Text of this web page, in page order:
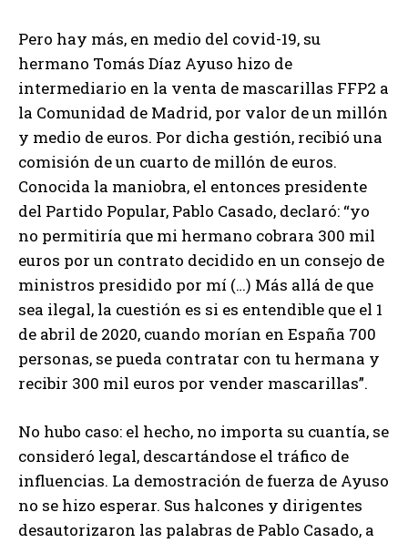
Pero hay más, en medio del covid-19, su
hermano Tomás Díaz Ayuso hizo de
intermediario en la venta de mascarillas FFP2 a
la Comunidad de Madrid, por valor de un millón
y medio de euros. Por dicha gestión, recibió una
comisión de un cuarto de millón de euros.
Conocida la maniobra, el entonces presidente
del Partido Popular, Pablo Casado, declaró: “yo
no permitiría que mi hermano cobrara 300 mil
euros por un contrato decidido en un consejo de
ministros presidido por mí (…) Más allá de que
sea ilegal, la cuestión es si es entendible que el 1
de abril de 2020, cuando morían en España 700
personas, se pueda contratar con tu hermana y
recibir 300 mil euros por vender mascarillas”.
No hubo caso: el hecho, no importa su cuantía, se
consideró legal, descartándose el tráfico de
influencias. La demostración de fuerza de Ayuso
no se hizo esperar. Sus halcones y dirigentes
desautorizaron las palabras de Pablo Casado, a